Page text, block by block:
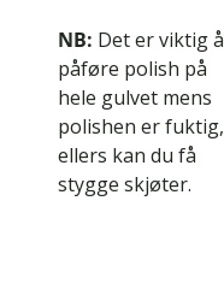
NB: Det er viktig å
påføre polish på
hele gulvet mens
polishen er fuktig,
ellers kan du få
stygge skjøter.